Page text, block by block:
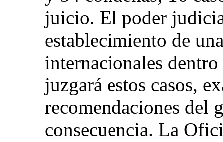
juicio. El poder
establecimiento de
internacionales
juzgará estos casos,
recomendaciones del
consecuencia. La